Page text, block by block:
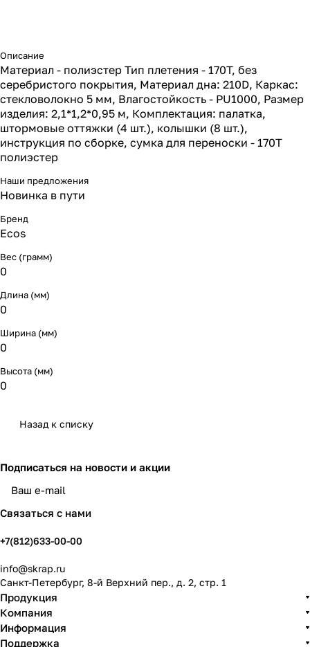
Описание
Материал - полиэстер Тип плетения - 170T, без
серебристого покрытия, Материал дна: 210D, Каркас:
стекловолокно 5 мм, Влагостойкость - PU1000, Размер
изделия: 2,1*1,2*0,95 м, Комплектация: палатка,
штормовые оттяжки (4 шт.), колышки (8 шт.),
инструкция по сборке, сумка для переноски - 170T
полиэстер
Наши предложения
Новинка в пути
Бренд
Ecos
Вес (грамм)
0
Длина (мм)
0
Ширина (мм)
0
Высота (мм)
0
Назад к списку
Подписаться на новости и акции
Связаться с нами
+7(812)633-00-00
info@skrap.ru
Санкт-Петербург, 8-й Верхний пер., д. 2, стр. 1
Продукция
Компания
Информация
Поддержка